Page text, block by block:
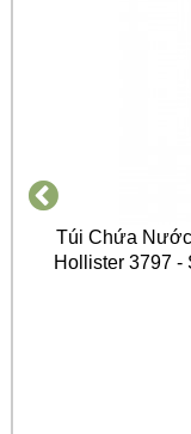
Túi Chứa
Hollister 3797 -